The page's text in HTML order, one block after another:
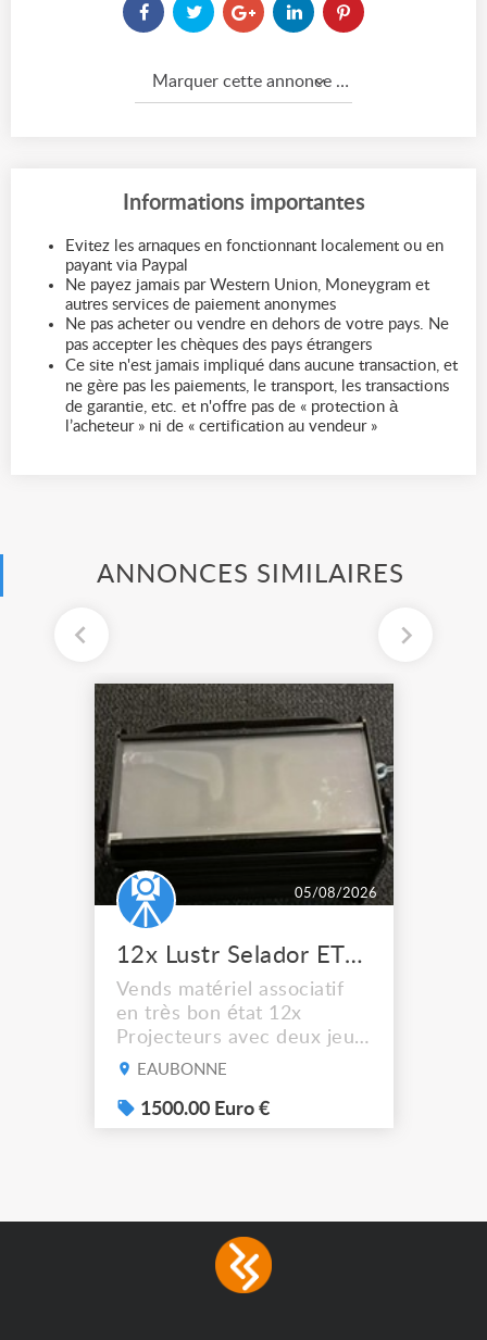
Marquer cette annonce comme...
Informations importantes
Evitez les arnaques en fonctionnant localement ou en
payant via Paypal
Ne payez jamais par Western Union, Moneygram et
autres services de paiement anonymes
Ne pas acheter ou vendre en dehors de votre pays. Ne
pas accepter les chèques des pays étrangers
Ce site n'est jamais impliqué dans aucune transaction, et
ne gère pas les paiements, le transport, les transactions
de garantie, etc. et n'offre pas de « protection à
l’acheteur » ni de « certification au vendeur »
ANNONCES SIMILAIRES
05/08/2026
12x Lustr Selador ETC Led 7x colors filtres
Vends matériel associatif
en très bon état 12x
Projecteurs avec deux jeux
de filtre filtre Lustr Selador
system – seven colour
LEDs providing the
consumption The
permanence of a 50,000-
EAUBONNE
1500.00 Euro €